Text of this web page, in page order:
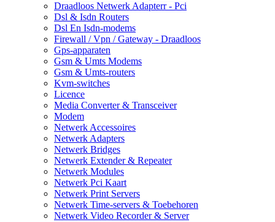
Draadloos Netwerk Adapterr - Pci
Dsl & Isdn Routers
Dsl En Isdn-modems
Firewall / Vpn / Gateway - Draadloos
Gps-apparaten
Gsm & Umts Modems
Gsm & Umts-routers
Kvm-switches
Licence
Media Converter & Transceiver
Modem
Netwerk Accessoires
Netwerk Adapters
Netwerk Bridges
Netwerk Extender & Repeater
Netwerk Modules
Netwerk Pci Kaart
Netwerk Print Servers
Netwerk Time-servers & Toebehoren
Netwerk Video Recorder & Server